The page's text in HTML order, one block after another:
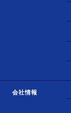
会社情報